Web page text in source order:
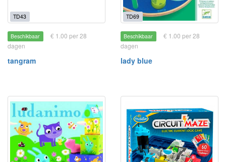
TD43
Beschikbaar
€ 1.00 per 28
dagen
tangram
TD69
Beschikbaar
€ 1.00 per 28
dagen
lady blue